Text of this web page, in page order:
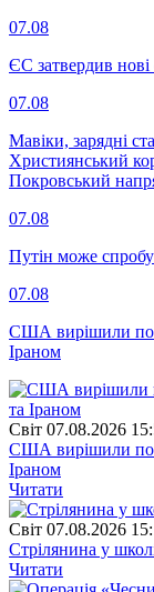
07.08
ЄС затвердив
07.08
Мавіки, зарядні
Християнський
Покровський
07.08
Путін може
07.08
США вирішили
Іраном
Свiт 07.08.2026
США вирішили
Іраном
Читати
Свiт 07.08.2026
Стрілянина у
Читати